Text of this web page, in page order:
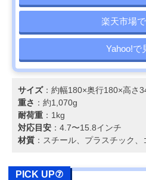
楽天市場
Yahoo!で
サイズ：約幅180×奥行180×高さ
重さ ：約1,070g
耐荷重 ：1kg
対応目安 ：4.7〜15.8インチ
材質 ：スチール、プラスチック、
PICK UP⑦